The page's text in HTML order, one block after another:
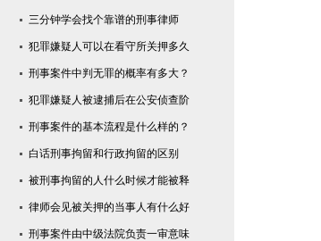
三分钟学会找个靠谱的刑事律师
犯罪嫌疑人可以在看守所关押多久
刑事案件中判无罪的概率有多大？
犯罪嫌疑人被逮捕后在公安侦查阶
刑事案件的基本流程是什么样的？
白话刑事拘留和行政拘留的区别
被刑事拘留的人什么时候才能被释
律师会见被关押的当事人有什么好
刑事案件由中级法院负责一审意味